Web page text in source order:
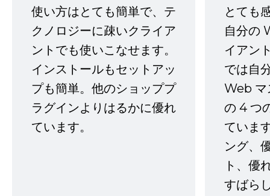
使い方はとても簡単で、テ
クノロジーに疎いクライア
ントでも使いこなせます。
インストールもセットアッ
プも簡単。他のショッププ
ラグインよりはるかに優れ
ています。
とても
自分の
イアン
では自
Web マ
の 4 つ
ていま
ング、
ト、優
すばら